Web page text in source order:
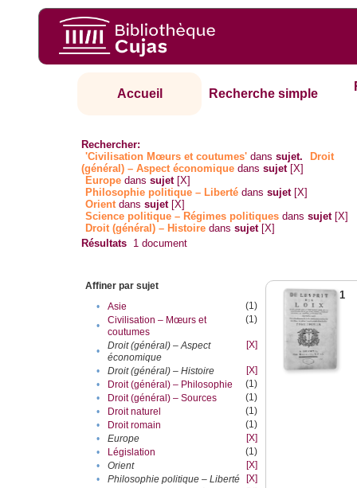
Accueil Recherche simple
Rechercher:
'Civilisation Mœurs et coutumes' danssujet.
Droit
(général) – Aspect économique danssujet [X]
Europe danssujet [X]
Philosophie politique – Liberté danssujet [X]
Orientdanssujet [X]
Science politique – Régimes politiques danssujet [X]
Droit (général) – Histoire danssujet [X]
Résultats 1 document
Affiner par sujet
•
Asie
(1)
•
Civilisation – Mœurs et
coutumes
(1)
•
Droit (général) – Aspect
économique
[X]
• Droit (général) – Histoire
[X]
•
Droit (général) – Philosophie
(1)
•
Droit (général) – Sources
(1)
•
Droit naturel
(1)
•
Droit romain
(1)
•
Europe
[X]
•
Législation
(1)
•
Orient
[X]
•
Philosophie politique – Liberté
[X]
1